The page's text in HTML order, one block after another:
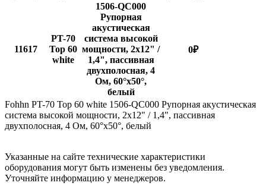
11617
PT-70
Top 60
white
1506-QC000
Рупорная
акустическая
система высокой
мощности, 2x12" /
1,4", пассивная
двухполосная, 4
Ом, 60°х50°,
белый
0₽
Fohhn PT-70 Top 60 white 1506-QC000 Рупорная акустическая
система высокой мощности, 2x12" / 1,4", пассивная
двухполосная, 4 Ом, 60°х50°, белый
Указанные на сайте технические характеристики
оборудования могут быть изменены без уведомления.
Уточняйте информацию у менеджеров.